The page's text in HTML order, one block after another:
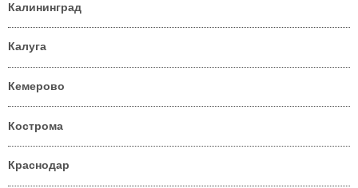
Калининград
Калуга
Кемерово
Кострома
Краснодар